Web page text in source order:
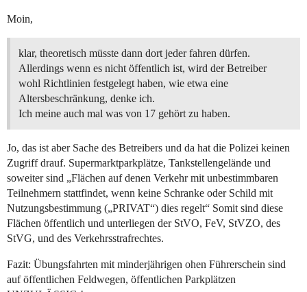
Moin,
klar, theoretisch müsste dann dort jeder fahren dürfen.
Allerdings wenn es nicht öffentlich ist, wird der Betreiber
wohl Richtlinien festgelegt haben, wie etwa eine
Altersbeschränkung, denke ich.
Ich meine auch mal was von 17 gehört zu haben.
Jo, das ist aber Sache des Betreibers und da hat die Polizei keinen
Zugriff drauf. Supermarktparkplätze, Tankstellengelände und
soweiter sind „Flächen auf denen Verkehr mit unbestimmbaren
Teilnehmern stattfindet, wenn keine Schranke oder Schild mit
Nutzungsbestimmung („PRIVAT“) dies regelt“ Somit sind diese
Flächen öffentlich und unterliegen der StVO, FeV, StVZO, des
StVG, und des Verkehrsstrafrechtes.
Fazit: Übungsfahrten mit minderjährigen ohen Führerschein sind
auf öffentlichen Feldwegen, öffentlichen Parkplätzen